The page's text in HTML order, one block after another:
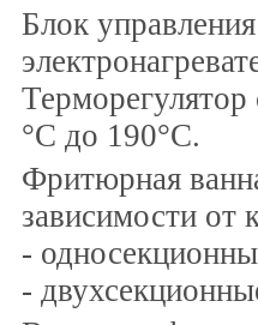
Блок
°C до 190°C.
Фритюрная
зависимости от
-
-